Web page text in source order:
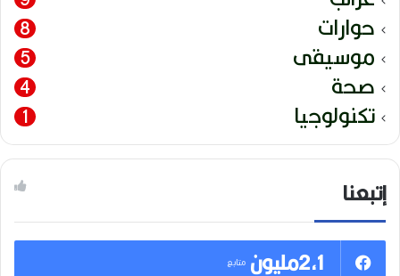
حوارات 8
موسيقى 5
صحة 4
تكنولوجيا 1
إتبعنا
2,1مليون
متابع